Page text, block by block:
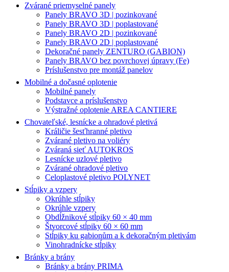
Zvárané priemyselné panely
Panely BRAVO 3D | pozinkované
Panely BRAVO 3D | poplastované
Panely BRAVO 2D | pozinkované
Panely BRAVO 2D | poplastované
Dekoračné panely ZENTURO (GABION)
Panely BRAVO bez povrchovej úpravy (Fe)
Príslušenstvo pre montáž panelov
Mobilné a dočasné oplotenie
Mobilné panely
Podstavce a príslušenstvo
Výstražné oplotenie AREA CANTIERE
Chovateľské, lesnícke a ohradové pletivá
Králičie šesťhranné pletivo
Zvárané pletivo na voliéry
Zváraná sieť AUTOKROS
Lesnícke uzlové pletivo
Zvárané ohradové pletivo
Celoplastové pletivo POLYNET
Stĺpiky a vzpery
Okrúhle stĺpiky
Okrúhle vzpery
Obdĺžnikové stĺpiky 60 × 40 mm
Štvorcové stĺpiky 60 × 60 mm
Stĺpiky ku gabionům a k dekoračným pletivám
Vinohradnícke stĺpiky
Bránky a brány
Bránky a brány PRIMA